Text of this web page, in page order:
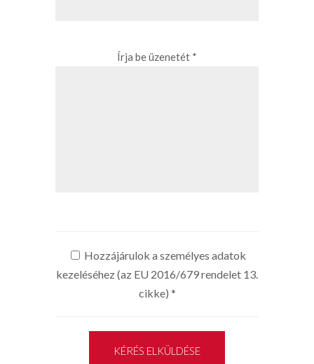
Írja be üzenetét *
Hozzájárulok a személyes adatok
kezeléséhez (az EU 2016/679 rendelet 13.
cikke) *
KÉRÉS ELKÜLDÉSE